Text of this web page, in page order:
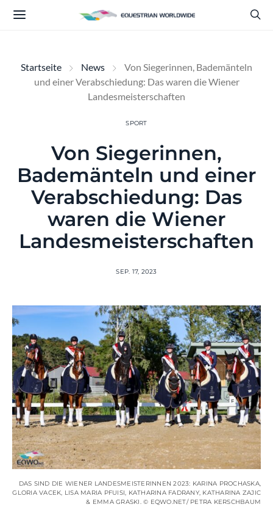
Startseite News
Von Siegerinnen, Bademänteln
und einer Verabschiedung: Das waren die Wiener
Landesmeisterschaften
SPORT
Von Siegerinnen,
Bademänteln und einer
Verabschiedung: Das
waren die Wiener
Landesmeisterschaften
SEP. 17, 2023
DAS SIND DIE WIENER LANDESMEISTERINNEN 2023: KARINA PROCHASKA,
GLORIA VACEK, LISA MARIA PFUISI, KATHARINA FADRANY, KATHARINA ZAJIC
& EMMA GRASKI. © EQWO.NET/ PETRA KERSCHBAUM